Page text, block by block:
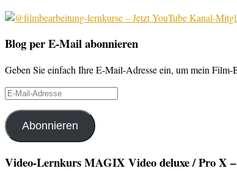
Blog per E-Mail abonnieren
Geben Sie einfach Ihre E-Mail-Adresse ein, um mein
E-
Adresse
Abonnieren
Video-Lernkurs MAGIX Video deluxe / Pro X